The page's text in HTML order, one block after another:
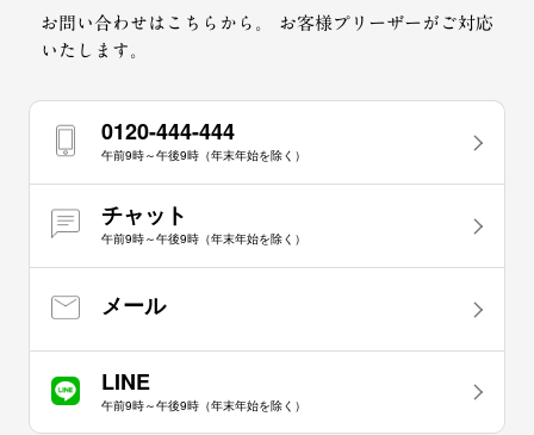
お問い合わせはこちらから。
お客様プリーザーがご対応
いたします。
0120-444-444
午前9時～午後9時（年末年始を除く）
チャット
午前9時～午後9時（年末年始を除く）
メール
LINE
午前9時～午後9時（年末年始を除く）